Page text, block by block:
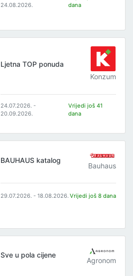
24.08.2026.
dana
Ljetna TOP ponuda
Konzum
24.07.2026. -
20.09.2026.
Vrijedi još 41
dana
BAUHAUS katalog
Bauhaus
29.07.2026. - 18.08.2026. Vrijedi još 8 dana
Sve u pola cijene
Agronom